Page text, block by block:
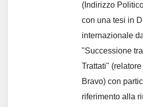
(Indirizzo
con una tesi in
internazionale
"Successione
Trattati"
Bravo) con
riferimento alla